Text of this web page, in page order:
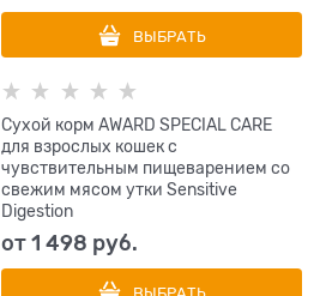
ВЫБРАТЬ
Сухой корм AWARD SPECIAL CARE
для взрослых кошек с
чувствительным пищеварением со
свежим мясом утки Sensitive
Digestion
от1 498 руб.